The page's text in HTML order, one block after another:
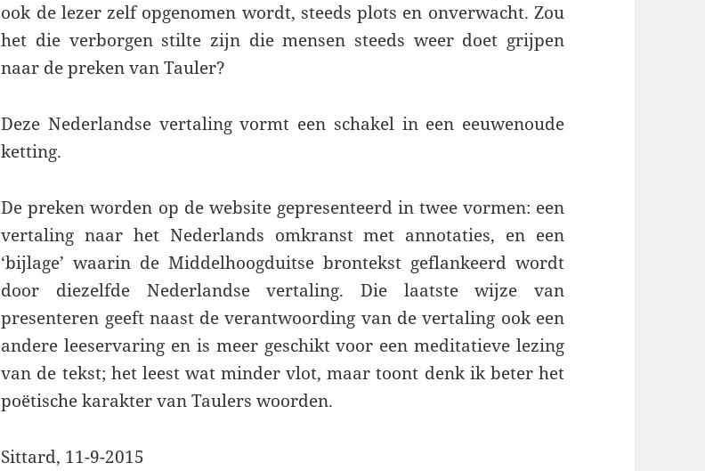
ook de lezer zelf opgenomen wordt, steeds plots en onverwacht. Zou
het die verborgen stilte zijn die mensen steeds weer doet grijpen
naar de preken van Tauler?
Deze Nederlandse vertaling vormt een schakel in een eeuwenoude
ketting.
De preken worden op de website gepresenteerd in twee vormen: een
vertaling naar het Nederlands omkranst met annotaties, en een
‘bijlage’ waarin de Middelhoogduitse brontekst geflankeerd wordt
door diezelfde Nederlandse vertaling. Die laatste wijze van
presenteren geeft naast de verantwoording van de vertaling ook een
andere leeservaring en is meer geschikt voor een meditatieve lezing
van de tekst; het leest wat minder vlot, maar toont denk ik beter het
poëtische karakter van Taulers woorden.
Sittard, 11-9-2015